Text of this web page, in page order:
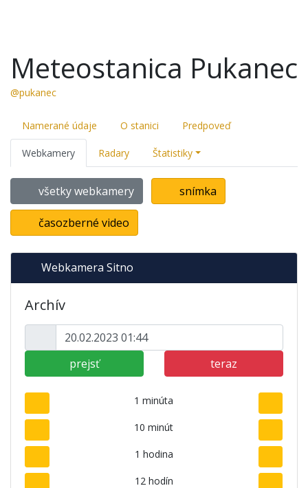
Meteostanica Pukanec
@pukanec
Namerané údaje O stanici Predpoveď
Webkamery Radary Štatistiky
všetky webkamery snímka
časozberné video
Webkamera Sitno
Archív
prejsť teraz
1 minúta
10 minút
1 hodina
12 hodín